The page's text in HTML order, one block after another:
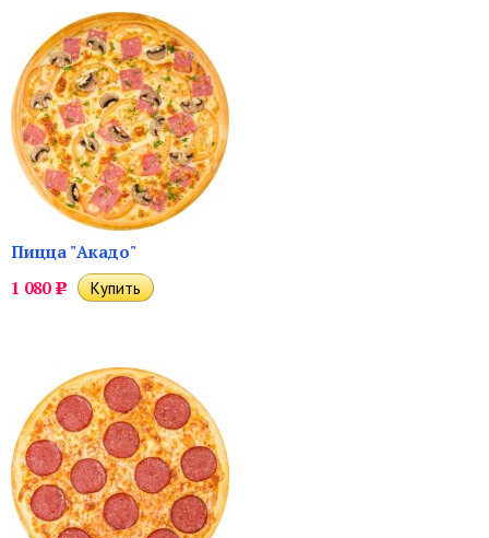
Пицца "Акадо"
1 080 Р